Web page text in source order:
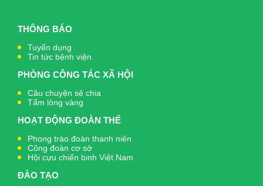
THÔNG BÁO
Tuyển dụng
Tin tức bệnh viện
PHÒNG CÔNG TÁC XÃ HỘI
Câu chuyện sẻ chia
Tấm lòng vàng
HOẠT ĐỘNG ĐOÀN THỂ
Phong trào đoàn thanh niên
Công đoàn cơ sở
Hội cựu chiến binh Việt Nam
ĐÀO TẠO